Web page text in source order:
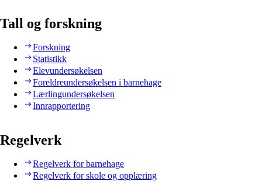
Tall og forskning
Forskning
Statistikk
Elevundersøkelsen
Foreldreundersøkelsen i barnehage
Lærlingundersøkelsen
Innrapportering
Regelverk
Regelverk for barnehage
Regelverk for skole og opplæring